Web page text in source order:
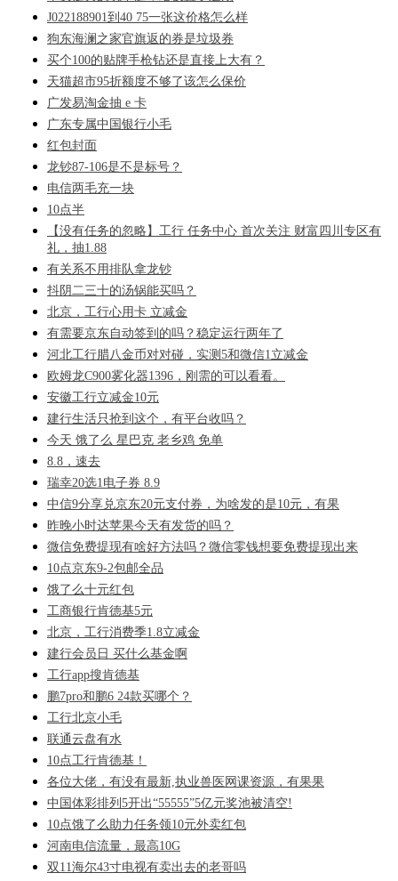
J022188901到40 75一张这价格怎么样
狗东海澜之家官旗返的券是垃圾券
买个100的贴牌手枪钻还是直接上大有？
天猫超市95折额度不够了该怎么保价
广发易淘金抽 e 卡
广东专属中国银行小毛
红包封面
龙钞87-106是不是标号？
电信两毛充一块
10点半
【没有任务的忽略】工行 任务中心 首次关注 财富四川专区有
礼，抽1.88
有关系不用排队拿龙钞
抖阴二三十的汤锅能买吗？
北京，工行心用卡 立减金
有需要京东自动签到的吗？稳定运行两年了
河北工行腊八金币对对碰，实测5和微信1立减金
欧姆龙C900雾化器1396，刚需的可以看看。
安徽工行立减金10元
建行生活只抢到这个，有平台收吗？
今天 饿了么 星巴克 老乡鸡 免单
8.8，速去
瑞幸20选1电子券 8.9
中信9分享兑京东20元支付券，为啥发的是10元，有果
昨晚小时达苹果今天有发货的吗？
微信免费提现有啥好方法吗？微信零钱想要免费提现出来
10点京东9-2包邮全品
饿了么十元红包
工商银行肯德基5元
北京，工行消费季1.8立减金
建行会员日 买什么基金啊
工行app搜肯德基
鹏7pro和鹏6 24款买哪个？
工行北京小毛
联通云盘有水
10点工行肯德基！
各位大佬，有没有最新,执业兽医网课资源，有果果
中国体彩排列5开出“55555”5亿元奖池被清空!
10点饿了么助力任务领10元外卖红包
河南电信流量，最高10G
双11海尔43寸电视有卖出去的老哥吗